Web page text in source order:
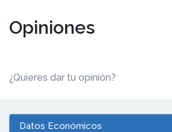
Opiniones
¿Quieres dar tu opinión?
Datos Económicos